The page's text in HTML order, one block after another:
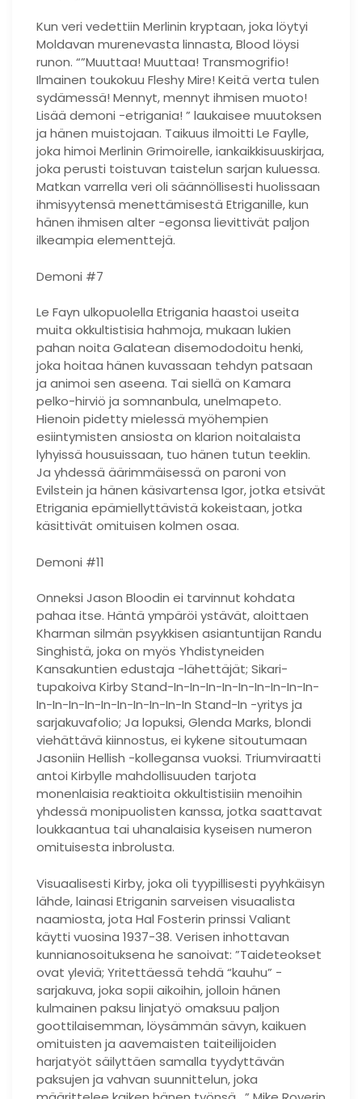
Kun veri vedettiin Merlinin kryptaan, joka löytyi
Moldavan murenevasta linnasta, Blood löysi
runon. “”Muuttaa! Muuttaa! Transmogrifio!
Ilmainen toukokuu Fleshy Mire! Keitä verta tulen
sydämessä! Mennyt, mennyt ihmisen muoto!
Lisää demoni -etrigania! ” laukaisee muutoksen
ja hänen muistojaan. Taikuus ilmoitti Le Faylle,
joka himoi Merlinin Grimoirelle, iankaikkisuuskirjaa,
joka perusti toistuvan taistelun sarjan kuluessa.
Matkan varrella veri oli säännöllisesti huolissaan
ihmisyytensä menettämisestä Etriganille, kun
hänen ihmisen alter -egonsa lievittivät paljon
ilkeampia elementtejä.
Demoni #7
Le Fayn ulkopuolella Etrigania haastoi useita
muita okkultistisia hahmoja, mukaan lukien
pahan noita Galatean disemododoitu henki,
joka hoitaa hänen kuvassaan tehdyn patsaan
ja animoi sen aseena. Tai siellä on Kamara
pelko-hirviö ja somnanbula, unelmapeto.
Hienoin pidetty mielessä myöhempien
esiintymisten ansiosta on klarion noitalaista
lyhyissä housuissaan, tuo hänen tutun teeklin.
Ja yhdessä äärimmäisessä on paroni von
Evilstein ja hänen käsivartensa Igor, jotka etsivät
Etrigania epämiellyttävistä kokeistaan, jotka
käsittivät omituisen kolmen osaa.
Demoni #11
Onneksi Jason Bloodin ei tarvinnut kohdata
pahaa itse. Häntä ympäröi ystävät, aloittaen
Kharman silmän psyykkisen asiantuntijan Randu
Singhistä, joka on myös Yhdistyneiden
Kansakuntien edustaja -lähettäjät; Sikari-
tupakoiva Kirby Stand-In-In-In-In-In-In-In-In-In-
In-In-In-In-In-In-In-In-In-In Stand-In -yritys ja
sarjakuvafolio; Ja lopuksi, Glenda Marks, blondi
viehättävä kiinnostus, ei kykene sitoutumaan
Jasoniin Hellish -kollegansa vuoksi. Triumviraatti
antoi Kirbylle mahdollisuuden tarjota
monenlaisia ​​reaktioita okkultistisiin menoihin
yhdessä monipuolisten kanssa, jotka saattavat
loukkaantua tai uhanalaisia ​​kyseisen numeron
omituisesta inbrolusta.
Visuaalisesti Kirby, joka oli tyypillisesti pyyhkäisyn
lähde, lainasi Etriganin sarveisen visuaalista
naamiosta, jota Hal Fosterin prinssi Valiant
käytti vuosina 1937-38. Verisen inhottavan
kunnianosoituksena he sanoivat: ”Taideteokset
ovat yleviä; Yritettäessä tehdä “kauhu” -
sarjakuva, joka sopii aikoihin, jolloin hänen
kulmainen paksu linjatyö omaksuu paljon
goottilaisemman, löysämmän sävyn, kaikuen
omituisten ja aavemaisten taiteilijoiden
harjatyöt säilyttäen samalla tyydyttävän
paksujen ja vahvan suunnittelun, joka